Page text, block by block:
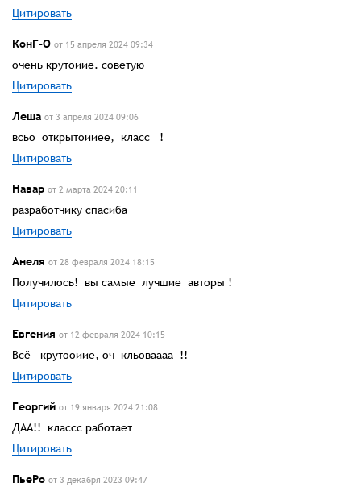
Цитировать
КонГ-О от 15 апреля 2024 09:34
очень крутоиие. советую
Цитировать
Леша от 3 апреля 2024 09:06
всьо открытоииее, класс !
Цитировать
Навар от 2 марта 2024 20:11
разработчику спасиба
Цитировать
Анеля от 28 февраля 2024 18:15
Получилось! вы самые лучшие авторы !
Цитировать
Евгения от 12 февраля 2024 10:15
Всё крутооиие, оч кльоваааа !!
Цитировать
Георгий от 19 января 2024 21:08
ДАА!! классс работает
Цитировать
ПьеРо от 3 декабря 2023 09:47